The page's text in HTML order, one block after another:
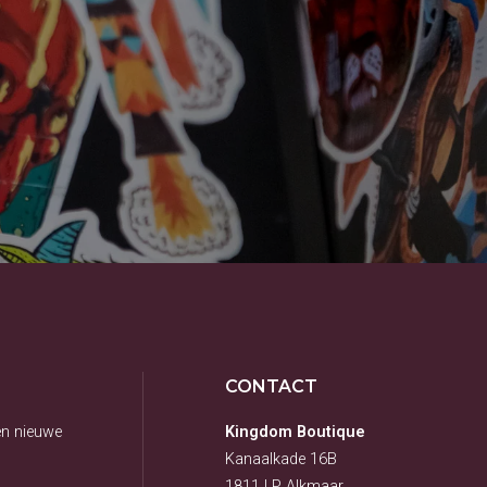
CONTACT OPNEMEN
nieuwe
CONTACT
Kingdom Boutique
Kanaalkade 16B